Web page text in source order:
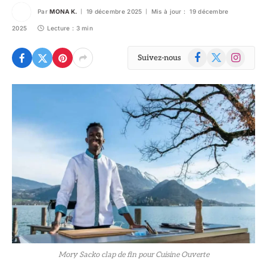
Par MONA K. 19 décembre 2025 Mis à jour : 19 décembre
2025 Lecture : 3 min
Suivez-nous Facebook
X
Instagram
Mory Sacko clap de fin pour Cuisine Ouverte